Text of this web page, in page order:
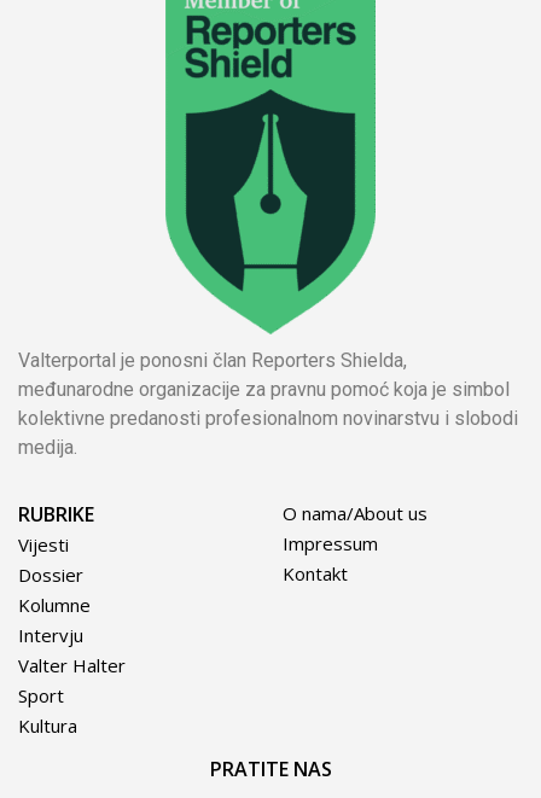
Valterportal je ponosni član Reporters Shielda,
međunarodne organizacije za pravnu pomoć koja je simbol
kolektivne predanosti profesionalnom novinarstvu i slobodi
medija.
RUBRIKE
Vijesti
Dossier
Kolumne
Intervju
Valter Halter
Sport
Kultura
O nama/About us
Impressum
Kontakt
PRATITE NAS